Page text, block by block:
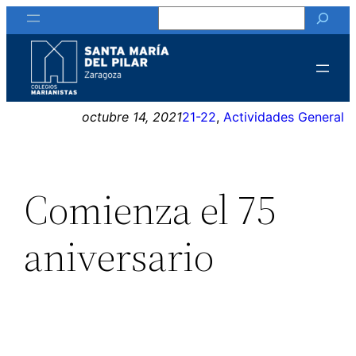
Saltar
al
contenido
octubre 14, 202121-22, Actividades General
Comienza el 75
aniversario